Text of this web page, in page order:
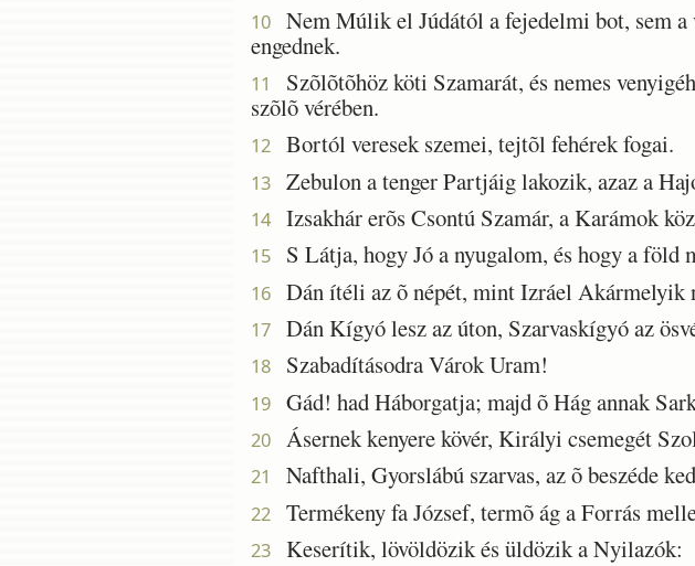
10
Nem Múlik el Júdától a fejedelmi bot, sem
engednek.
11
Szõlõtõhöz köti Szamarát, és nemes
szõlõ vérében.
12 Bortól veresek szemei, tejtõl fehérek fogai.
13 Zebulon a tenger Partjáig lakozik, azaz a
14 Izsakhár erõs Csontú Szamár, a Karámok
15 S Látja, hogy Jó a nyugalom, és hogy a
16 Dán ítéli az õ népét, mint Izráel Akármelyik
17 Dán Kígyó lesz az úton, Szarvaskígyó az
18 Szabadításodra Várok Uram!
19 Gád! had Háborgatja; majd õ Hág annak
20 Ásernek kenyere kövér, Királyi csemegét
21 Nafthali, Gyorslábú szarvas, az õ beszéde
22 Termékeny fa József, termõ ág a Forrás
23 Keserítik, lövöldözik és üldözik a Nyilazók: